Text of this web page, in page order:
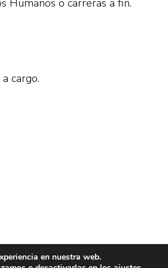
Humanos o carreras a fin.
cargo.
© Copyright
en nuestra web.